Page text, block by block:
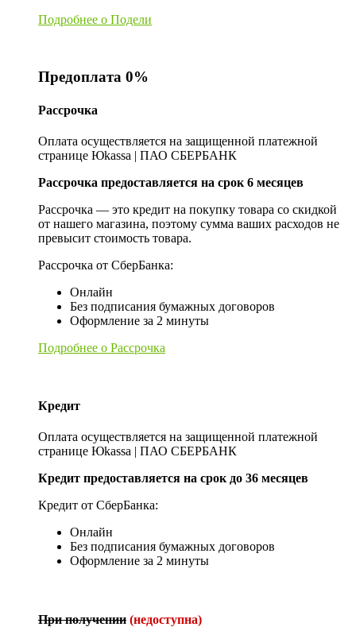
Подробнее о Подели
Предоплата 0%
Рассрочка
Оплата осуществляется на защищенной платежной
странице Юkassa | ПАО СБЕРБАНК
Рассрочка предоставляется на срок 6 месяцев
Рассрочка — это кредит на покупку товара со скидкой
от нашего магазина, поэтому сумма ваших расходов не
превысит стоимость товара.
Рассрочка от СберБанка:
Онлайн
Без подписания бумажных договоров
Оформление за 2 минуты
Подробнее о Рассрочка
Кредит
Оплата осуществляется на защищенной платежной
странице Юkassa | ПАО СБЕРБАНК
Кредит предоставляется на срок до 36 месяцев
Кредит от СберБанка:
Онлайн
Без подписания бумажных договоров
Оформление за 2 минуты
При получении (недоступна)